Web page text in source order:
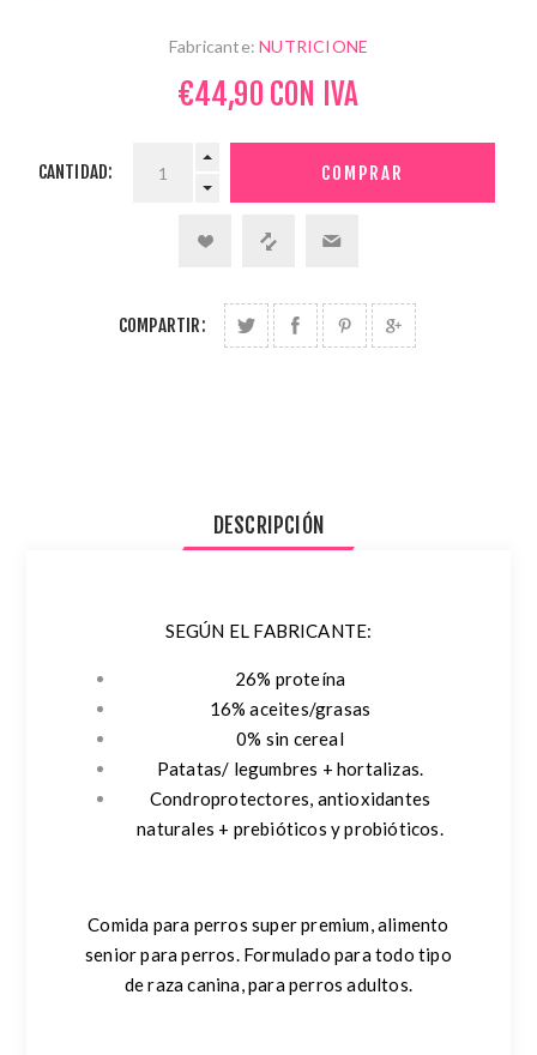
Fabricante: NUTRICIONE
€44,90 CON IVA
CANTIDAD:
COMPARTIR:
DESCRIPCIÓN
SEGÚN EL FABRICANTE:
26% proteína
16% aceites/grasas
0% sin cereal
Patatas/ legumbres + hortalizas.
Condroprotectores, antioxidantes
naturales + prebióticos y probióticos.
Comida para perros super premium, alimento
senior para perros. Formulado para todo tipo
de raza canina, para perros adultos.